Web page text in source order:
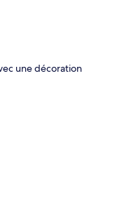
une décoration